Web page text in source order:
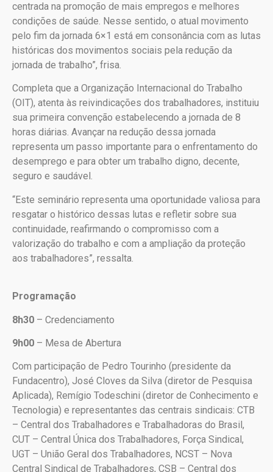
centrada na promoção de mais empregos e melhores
condições de saúde. Nesse sentido, o atual movimento
pelo fim da jornada 6×1 está em consonância com as lutas
históricas dos movimentos sociais pela redução da
jornada de trabalho”, frisa.
Completa que a Organização Internacional do Trabalho
(OIT), atenta às reivindicações dos trabalhadores, instituiu
sua primeira convenção estabelecendo a jornada de 8
horas diárias. Avançar na redução dessa jornada
representa um passo importante para o enfrentamento do
desemprego e para obter um trabalho digno, decente,
seguro e saudável.
“Este seminário representa uma oportunidade valiosa para
resgatar o histórico dessas lutas e refletir sobre sua
continuidade, reafirmando o compromisso com a
valorização do trabalho e com a ampliação da proteção
aos trabalhadores”, ressalta.
Programação
8h30 – Credenciamento
9h00 – Mesa de Abertura
Com participação de Pedro Tourinho (presidente da
Fundacentro), José Cloves da Silva (diretor de Pesquisa
Aplicada), Remígio Todeschini (diretor de Conhecimento e
Tecnologia) e representantes das centrais sindicais: CTB
– Central dos Trabalhadores e Trabalhadoras do Brasil,
CUT – Central Única dos Trabalhadores, Força Sindical,
UGT – União Geral dos Trabalhadores, NCST – Nova
Central Sindical de Trabalhadores, CSB – Central dos